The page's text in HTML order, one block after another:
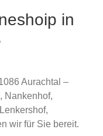
in
Aurachtal –
Nankenhof,
wir für Sie bereit.